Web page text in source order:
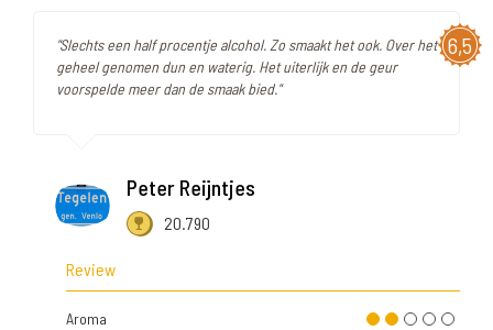
6,5
"Slechts een half procentje alcohol. Zo smaakt het ook. Over het
geheel genomen dun en waterig. Het uiterlijk en de geur
voorspelde meer dan de smaak bied."
Peter Reijntjes
20.790
Review
Aroma